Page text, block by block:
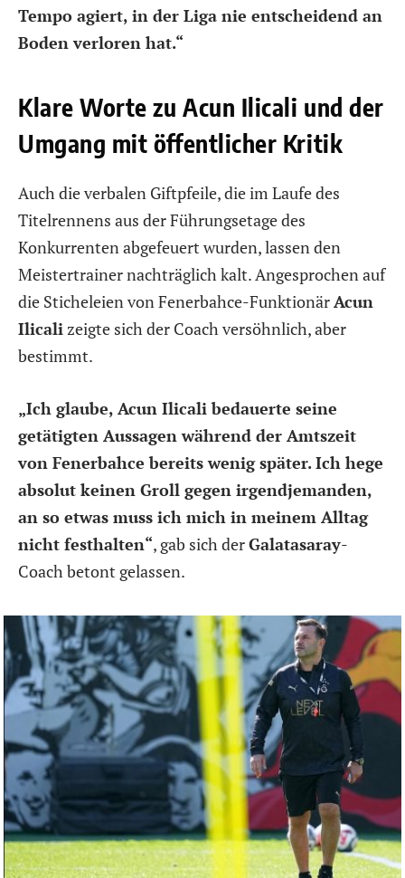
Tempo agiert, in der Liga nie entscheidend an
Boden verloren hat.“
Klare Worte zu Acun Ilicali und der
Umgang mit öffentlicher Kritik
Auch die verbalen Giftpfeile, die im Laufe des
Titelrennens aus der Führungsetage des
Konkurrenten abgefeuert wurden, lassen den
Meistertrainer nachträglich kalt. Angesprochen auf
die Sticheleien von Fenerbahce-FunktionärAcun
Ilicalizeigte sich der Coach versöhnlich, aber
bestimmt.
„Ich glaube, Acun Ilicali bedauerte seine
getätigten Aussagen während der Amtszeit
von Fenerbahce bereits wenig später. Ich hege
absolut keinen Groll gegen irgendjemanden,
an so etwas muss ich mich in meinem Alltag
nicht festhalten“, gab sich derGalatasaray-
Coach betont gelassen.